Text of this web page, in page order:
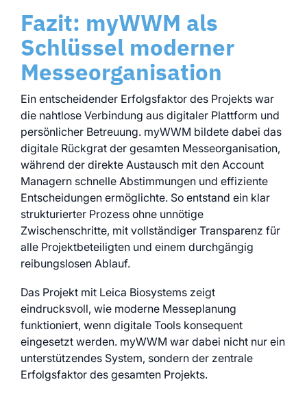
Fazit: myWWM als
Schlüssel moderner
Messeorganisation
Ein entscheidender Erfolgsfaktor des Projekts war
die nahtlose Verbindung aus digitaler Plattform und
persönlicher Betreuung. myWWM bildete dabei das
digitale Rückgrat der gesamten Messeorganisation,
während der direkte Austausch mit den Account
Managern schnelle Abstimmungen und effiziente
Entscheidungen ermöglichte. So entstand ein klar
strukturierter Prozess ohne unnötige
Zwischenschritte, mit vollständiger Transparenz für
alle Projektbeteiligten und einem durchgängig
reibungslosen Ablauf.
Das Projekt mit Leica Biosystems zeigt
eindrucksvoll, wie moderne Messeplanung
funktioniert, wenn digitale Tools konsequent
eingesetzt werden. myWWM war dabei nicht nur ein
unterstützendes System, sondern der zentrale
Erfolgsfaktor des gesamten Projekts.